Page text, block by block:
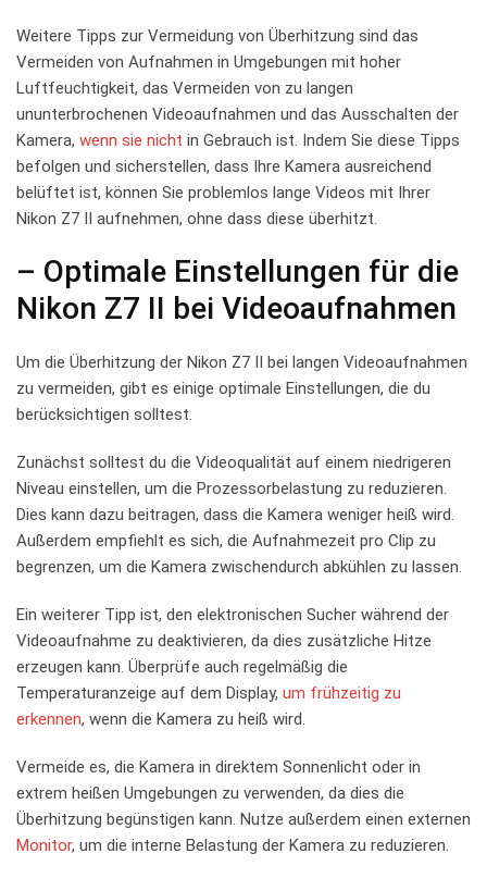
Weitere Tipps zur ‍Vermeidung von Überhitzung sind das
‌Vermeiden ⁤von Aufnahmen in Umgebungen mit hoher
Luftfeuchtigkeit, ‍das Vermeiden von zu⁢ langen
⁤ununterbrochenen Videoaufnahmen und das Ausschalten der
Kamera, wenn sie nicht in Gebrauch ist.‍ Indem Sie diese​ Tipps
befolgen und sicherstellen, dass⁢ Ihre Kamera‌ ausreichend
belüftet ist, können Sie problemlos lange Videos‍ mit Ihrer
Nikon Z7 II aufnehmen,⁣ ohne dass diese ⁤überhitzt.
– Optimale Einstellungen für die
Nikon ⁣Z7 II ‌bei‌ Videoaufnahmen
Um die Überhitzung‌ der ⁣Nikon Z7⁢ II bei langen ‌Videoaufnahmen
zu vermeiden, ​gibt es einige optimale Einstellungen,⁤ die⁣ du
⁢berücksichtigen solltest.
Zunächst solltest du die Videoqualität auf einem niedrigeren
‌Niveau einstellen, um die Prozessorbelastung zu reduzieren.​
Dies kann dazu⁣ beitragen, dass ⁣die Kamera⁢ weniger ⁤heiß wird.
Außerdem empfiehlt es sich, ​die Aufnahmezeit pro Clip zu
begrenzen, um die Kamera⁢ zwischendurch ⁣abkühlen zu lassen.
Ein weiterer Tipp ist,⁤ den elektronischen⁤ Sucher während der
Videoaufnahme‌ zu deaktivieren, da dies ⁣zusätzliche Hitze⁢
erzeugen⁣ kann. Überprüfe auch⁤ regelmäßig die
⁢Temperaturanzeige auf dem Display, um frühzeitig zu
erkennen, wenn die Kamera zu ⁢heiß wird. ‌
Vermeide es,‌ die ⁣Kamera in direktem ‌Sonnenlicht oder ⁣in
extrem ⁤heißen​ Umgebungen zu ⁣verwenden, da dies die ​
Überhitzung ⁢begünstigen⁤ kann. ⁢Nutze ​außerdem einen externen
Monitor, um die interne⁣ Belastung der Kamera zu reduzieren.